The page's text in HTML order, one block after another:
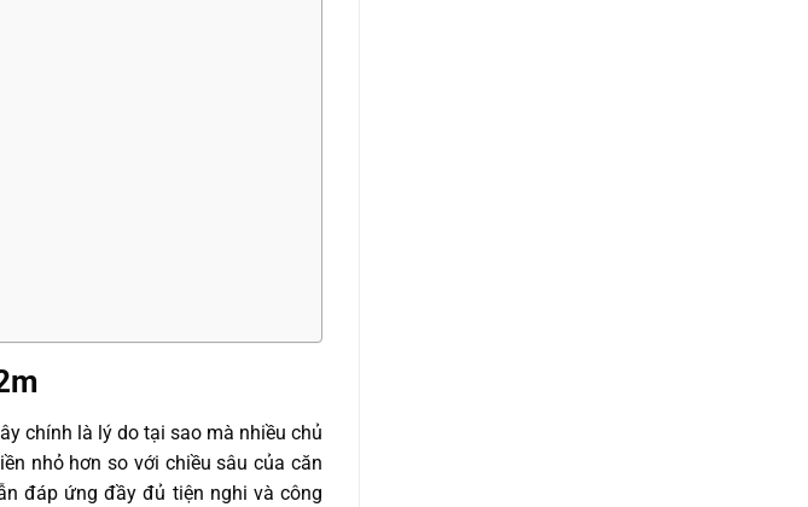
chính là lý do tại sao mà nhiều chủ
nhỏ hơn so với chiều sâu của căn
đáp ứng đầy đủ tiện nghi và công